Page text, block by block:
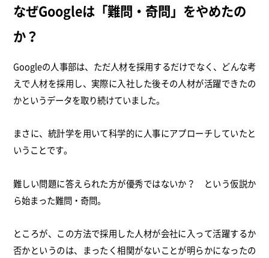
なぜGoogleは「難問・奇問」をやめたの
か？
Googleの人事部は、ただ人材を採用するだけでなく、どんな考
えで人材を採用し、実際に入社した後その人材が活躍できたの
かというデータを取り続けていました。
まさに、統計学を用いて科学的に人事にアプローチしていたと
いうことです。
難しい問題に答えられた方が優秀ではないか？ という仮説か
ら始まった難問・奇問。
ところが、この方法で採用した人材が会社に入って活躍するか
否かというのは、まったく相関がないことが明らかになったの